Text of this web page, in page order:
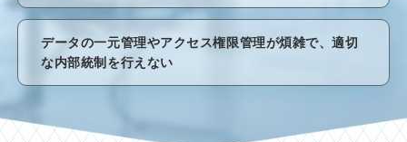
データの一元管理やアクセス権限管理が煩雑で、適切
な内部統制を行えない